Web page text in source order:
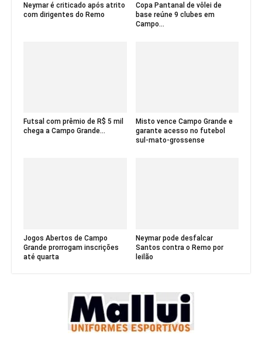
Neymar é criticado após atrito
com dirigentes do Remo
Copa Pantanal de vôlei de
base reúne 9 clubes em
Campo...
Futsal com prêmio de R$ 5 mil
chega a Campo Grande...
Misto vence Campo Grande e
garante acesso no futebol
sul-mato-grossense
Jogos Abertos de Campo
Grande prorrogam inscrições
até quarta
Neymar pode desfalcar
Santos contra o Remo por
leilão